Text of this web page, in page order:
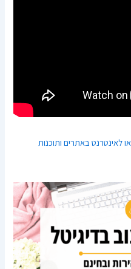
לאינטרנט באתרים ותוכנות